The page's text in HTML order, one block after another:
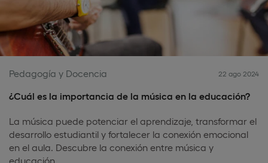
Pedagogía y Docencia 22 ago 2024
¿Cuál es la importancia de la música en la educación?
La música puede potenciar el aprendizaje, transformar el
desarrollo estudiantil y fortalecer la conexión emocional
en el aula. Descubre la conexión entre música y
educación.